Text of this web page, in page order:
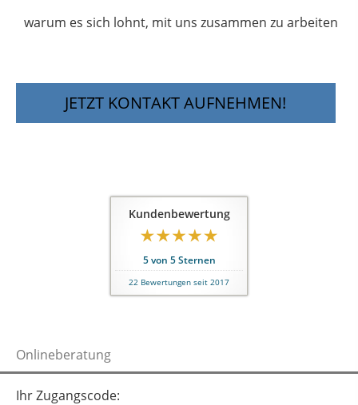
warum es sich lohnt, mit uns zusammen zu arbeiten
JETZT KONTAKT AUFNEHMEN!
Kundenbewertung
5von 5Sternen
22 Bewertungen seit 2017
Onlineberatung
Ihr Zugangscode: